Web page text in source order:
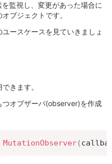
監視し、変更があった場合に
ブジェクトです。
ースケースを見ていきましょ
きます。
つオブザーバ(observer)を作成
MutationObserver(